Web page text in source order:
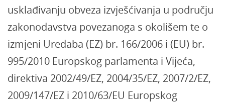
usklađivanju obveza izvješćivanja u području
zakonodavstva povezanoga s okolišem te o
izmjeni Uredaba (EZ) br. 166/2006 i (EU) br.
995/2010 Europskog parlamenta i Vijeća,
direktiva 2002/49/EZ, 2004/35/EZ, 2007/2/EZ,
2009/147/EZ i 2010/63/EU Europskog